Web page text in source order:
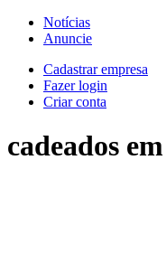
Notícias
Anuncie
Cadastrar empresa
Fazer login
Criar conta
cadeados